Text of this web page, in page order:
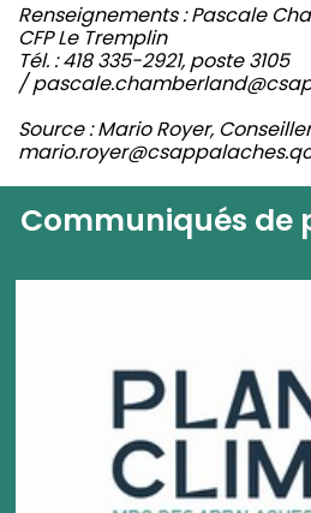
Renseignements : Pascale
CFP Le Tremplin
Tél. : 418 335-2921, poste 3105
/
Source : Mario Royer,
Communiqués de